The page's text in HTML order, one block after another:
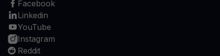
Facebook
Linkedin
YouTube
Instagram
Reddit